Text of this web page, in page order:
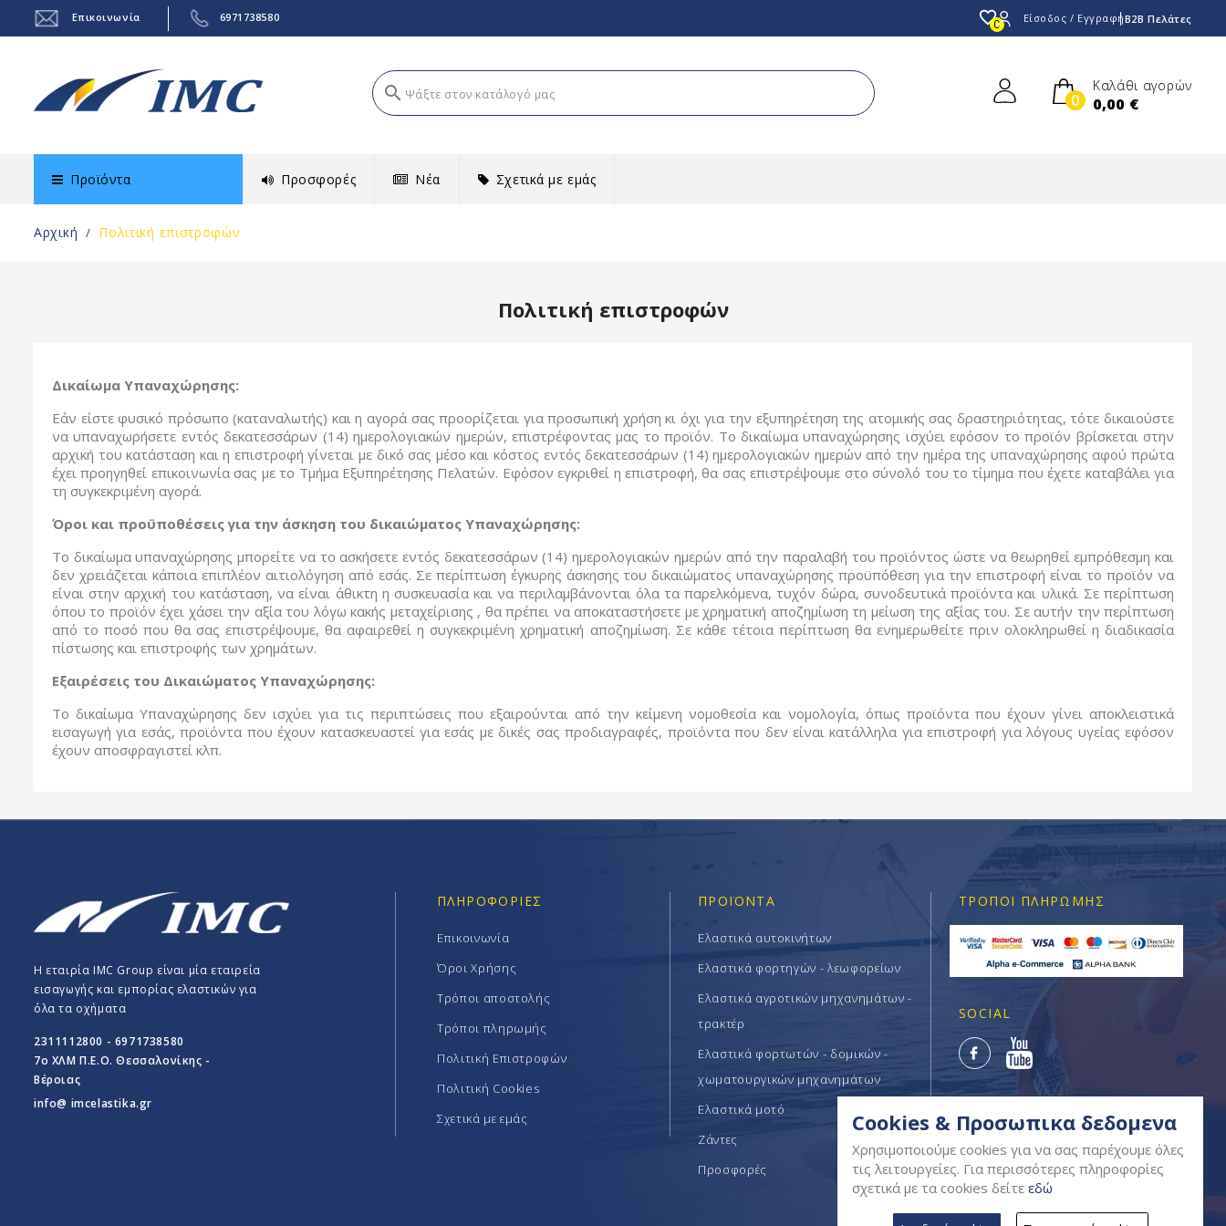
Επικοινωνία 6971738580 favorite_border0 Είσοδος / ΕγγραφήB2B Πελάτες
search 0
Καλάθι αγορών
0,00 €
Προϊόντα Προσφορές Νέα Σχετικά με εμάς
Αρχική Πολιτική επιστροφών
Πολιτική επιστροφών
Δικαίωμα Υπαναχώρησης:
Εάν είστε φυσικό πρόσωπο (καταναλωτής) και η αγορά σας προορίζεται για προσωπική χρήση κι όχι για την εξυπηρέτηση της ατομικής σας δραστηριότητας, τότε δικαιούστε
να υπαναχωρήσετε εντός δεκατεσσάρων (14) ημερολογιακών ημερών, επιστρέφοντας μας το προϊόν. Το δικαίωμα υπαναχώρησης ισχύει εφόσον το προϊόν βρίσκεται στην
αρχική του κατάσταση και η επιστροφή γίνεται με δικό σας μέσο και κόστος εντός δεκατεσσάρων (14) ημερολογιακών ημερών από την ημέρα της υπαναχώρησης αφού πρώτα
έχει προηγηθεί επικοινωνία σας με το Τμήμα Εξυπηρέτησης Πελατών. Εφόσον εγκριθεί η επιστροφή, θα σας επιστρέψουμε στο σύνολό του το τίμημα που έχετε καταβάλει για
τη συγκεκριμένη αγορά.
Όροι και προϋποθέσεις για την άσκηση του δικαιώματος Υπαναχώρησης:
Το δικαίωμα υπαναχώρησης μπορείτε να το ασκήσετε εντός δεκατεσσάρων (14) ημερολογιακών ημερών από την παραλαβή του προϊόντος ώστε να θεωρηθεί εμπρόθεσμη και
δεν χρειάζεται κάποια επιπλέον αιτιολόγηση από εσάς. Σε περίπτωση έγκυρης άσκησης του δικαιώματος υπαναχώρησης προϋπόθεση για την επιστροφή είναι το προϊόν να
είναι στην αρχική του κατάσταση, να είναι άθικτη η συσκευασία και να περιλαμβάνονται όλα τα παρελκόμενα, τυχόν δώρα, συνοδευτικά προϊόντα και υλικά. Σε περίπτωση
όπου το προϊόν έχει χάσει την αξία του λόγω κακής μεταχείρισης , θα πρέπει να αποκαταστήσετε με χρηματική αποζημίωση τη μείωση της αξίας του. Σε αυτήν την περίπτωση
από το ποσό που θα σας επιστρέψουμε, θα αφαιρεθεί η συγκεκριμένη χρηματική αποζημίωση. Σε κάθε τέτοια περίπτωση θα ενημερωθείτε πριν ολοκληρωθεί η διαδικασία
πίστωσης και επιστροφής των χρημάτων.
Εξαιρέσεις του Δικαιώματος Υπαναχώρησης:
Το δικαίωμα Υπαναχώρησης δεν ισχύει για τις περιπτώσεις που εξαιρούνται από την κείμενη νομοθεσία και νομολογία, όπως προϊόντα που έχουν γίνει αποκλειστικά
εισαγωγή για εσάς, προϊόντα που έχουν κατασκευαστεί για εσάς με δικές σας προδιαγραφές, προϊόντα που δεν είναι κατάλληλα για επιστροφή για λόγους υγείας εφόσον
έχουν αποσφραγιστεί κλπ.
Η εταιρία IMC Group είναι μία εταιρεία
εισαγωγής και εμπορίας ελαστικών για
όλα τα οχήματα
2311112800 - 6971738580
7o ΧΛΜ Π.E.O. Θεσσαλονίκης -
Βέροιας
info@ imcelastika.gr
ΠΛΗΡΟΦΟΡΊΕΣ
Επικοινωνία
Όροι Χρήσης
Τρόποι αποστολής
Τρόποι πληρωμής
Πολιτική Επιστροφών
Πολιτική Cookies
Σχετικά με εμάς
ΠΡΟΪΟΝΤΑ
Ελαστικά αυτοκινήτων
Ελαστικά φορτηγών - λεωφορείων
Ελαστικά αγροτικών μηχανημάτων -
τρακτέρ
Ελαστικά φορτωτών - δομικών -
χωματουργικών μηχανημάτων
Ελαστικά μοτό
Ζάντες
Προσφορές
ΤΡΌΠΟΙ ΠΛΗΡΩΜΉΣ
SOCIAL
Cookies & Προσωπικα δεδομενα
Χρησιμοποιούμε cookies για να σας παρέχουμε όλες
τις λειτουργείες. Για περισσότερες πληροφορίες
σχετικά με τα cookies δείτε εδώ